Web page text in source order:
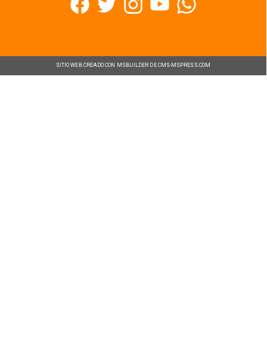
SITIO WEB CREADO CON MSBUILDER DE CMS-MSPRESS.COM